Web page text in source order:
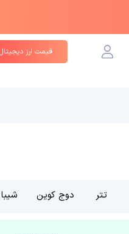
قیمت ارز
تتر دوج کوین شیبا